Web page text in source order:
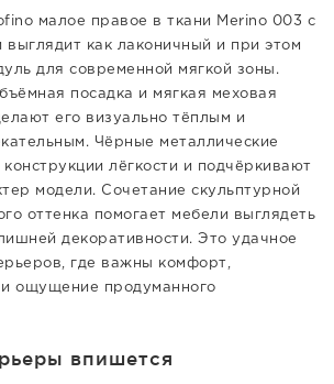
малое правое в ткани Merino 003 с
как лаконичный и при этом
для современной мягкой зоны.
посадка и мягкая меховая
его визуально тёплым и
Чёрные металлические
лёгкости и подчёркивают
модели. Сочетание скульптурной
оттенка помогает мебели выглядеть
декоративности. Это удачное
где важны комфорт,
и ощущение продуманного
впишется